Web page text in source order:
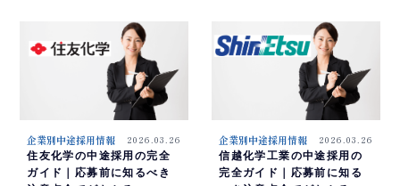
企業別中途採用情報 2026.03.26
住友化学の中途採用の完全
ガイド｜応募前に知るべき
企業別中途採用情報 2026.03.26
信越化学工業の中途採用の
完全ガイド｜応募前に知る